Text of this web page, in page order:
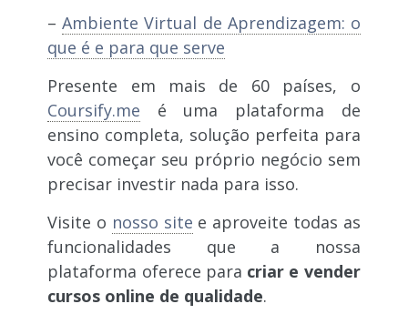
–Ambiente Virtual de Aprendizagem: o
que é e para que serve
Presente em mais de 60 países, o
Coursify.me é uma plataforma de
ensino completa, solução perfeita para
você começar seu próprio negócio sem
precisar investir nada para isso.
Visite o nosso site e aproveite todas as
funcionalidades que a nossa
plataforma oferece para criar e vender
cursos online de qualidade.